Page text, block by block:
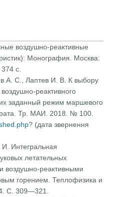
воздушно-реактивные
Монография. Москва:
с.
А. С., Лаптев И. В. К выбору
реактивного
заданный режим маршевого
Тр. МАИ. 2018. № 100.
? (дата звернення
Интегральная
летательных
воздушно-реактивными
горением. Теплофизика и
С. 309—321.